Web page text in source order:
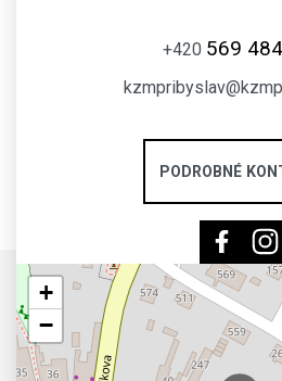
+420 569
PODROBNÉ
+
−